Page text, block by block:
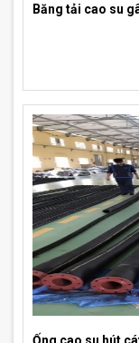
Băng tải cao su